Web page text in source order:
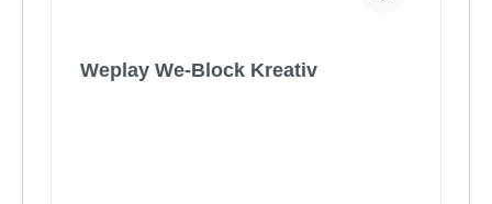
Weplay We-Block Kreativ